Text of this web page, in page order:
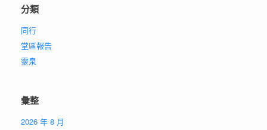
分類
同行
堂區報告
靈泉
彙整
2026 年 8 月